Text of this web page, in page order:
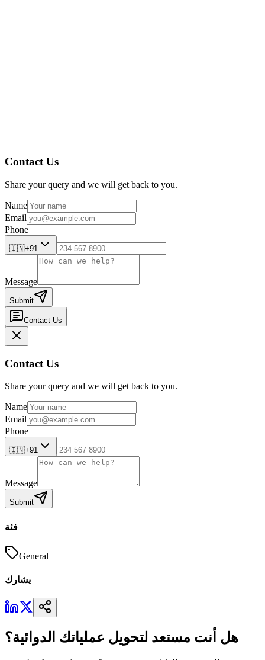
Contact Us
Share your query and we will get back to you.
Name
Email
Phone
🇮🇳+91
Message
Submit
Contact Us
Contact Us
Share your query and we will get back to you.
Name
Email
Phone
🇮🇳+91
Message
Submit
فئة
General
يشارك
هل أنت مستعد لتحويل عملياتك الدوائية؟